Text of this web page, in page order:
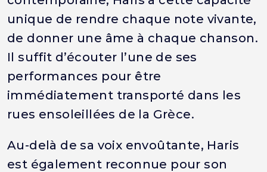
unique de rendre chaque note vivante,
de donner une âme à chaque chanson.
Il suffit d’écouter l’une de ses
performances pour être
immédiatement transporté dans les
rues ensoleillées de la Grèce.
Au-delà de sa voix envoûtante, Haris
est également reconnue pour son